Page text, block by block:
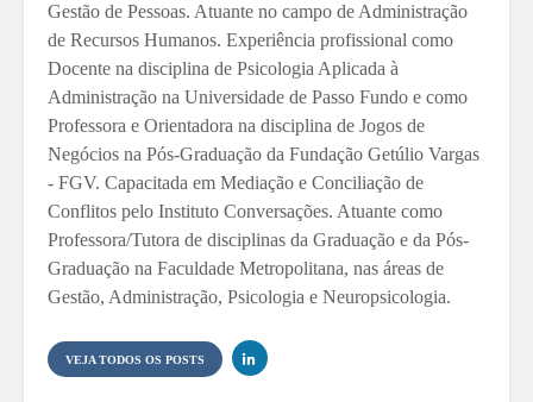
Gestão de Pessoas. Atuante no campo de Administração
de Recursos Humanos. Experiência profissional como
Docente na disciplina de Psicologia Aplicada à
Administração na Universidade de Passo Fundo e como
Professora e Orientadora na disciplina de Jogos de
Negócios na Pós-Graduação da Fundação Getúlio Vargas
- FGV. Capacitada em Mediação e Conciliação de
Conflitos pelo Instituto Conversações. Atuante como
Professora/Tutora de disciplinas da Graduação e da Pós-
Graduação na Faculdade Metropolitana, nas áreas de
Gestão, Administração, Psicologia e Neuropsicologia.
VEJA TODOS OS POSTS